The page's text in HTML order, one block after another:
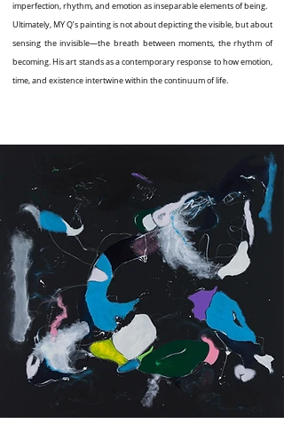
imperfection, rhythm, and emotion as inseparable elements of being.
Ultimately, MY Q’s painting is not about depicting the visible, but about
sensing the invisible—the breath between moments, the rhythm of
becoming. His art stands as a contemporary response to how emotion,
time, and existence intertwine within the continuum of life.